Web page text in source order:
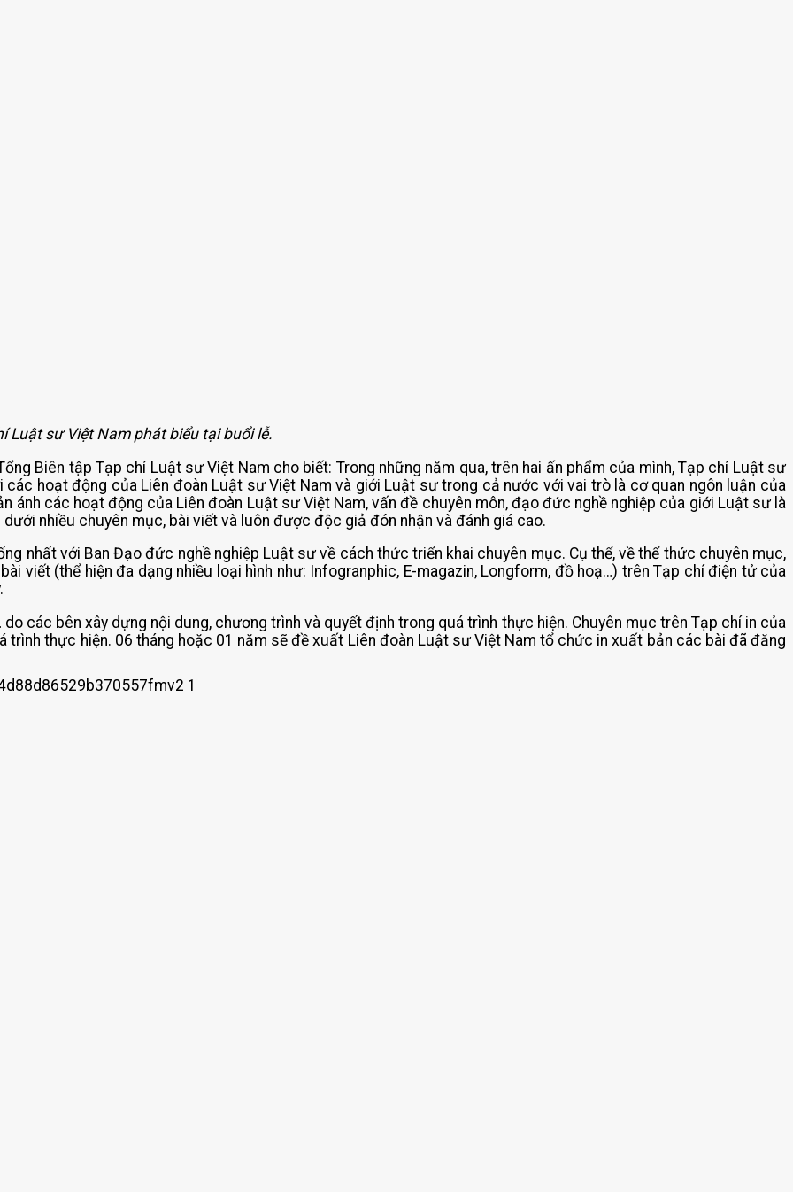
Luật sư Việt Nam phát biểu tại buổi lễ.
Biên tập Tạp chí Luật sư Việt Nam cho biết: Trong những năm qua, trên hai ấn phẩm của mình, Tạp chí Luật sư
hoạt động của Liên đoàn Luật sư Việt Nam và giới Luật sư trong cả nước với vai trò là cơ quan ngôn luận của
ánh các hoạt động của Liên đoàn Luật sư Việt Nam, vấn đề chuyên môn, đạo đức nghề nghiệp của giới Luật sư là
nhiều chuyên mục, bài viết và luôn được độc giả đón nhận và đánh giá cao.
nhất với Ban Đạo đức nghề nghiệp Luật sư về cách thức triển khai chuyên mục. Cụ thể, về thể thức chuyên mục,
viết (thể hiện đa dạng nhiều loại hình như: Infogranphic, E-magazin, Longform, đồ hoạ…) trên Tạp chí điện tử của
các bên xây dựng nội dung, chương trình và quyết định trong quá trình thực hiện. Chuyên mục trên Tạp chí in của
thực hiện. 06 tháng hoặc 01 năm sẽ đề xuất Liên đoàn Luật sư Việt Nam tổ chức in xuất bản các bài đã đăng